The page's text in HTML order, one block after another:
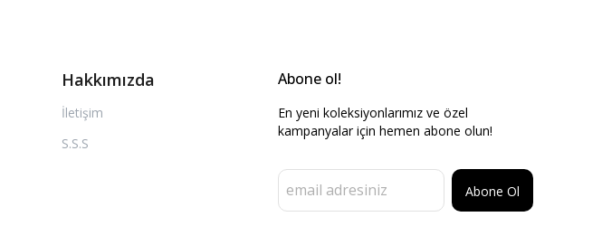
Hakkımızda
İletişim
S.S.S
Abone ol!
En yeni koleksiyonlarımız ve özel
kampanyalar için hemen abone olun!
Abone Ol